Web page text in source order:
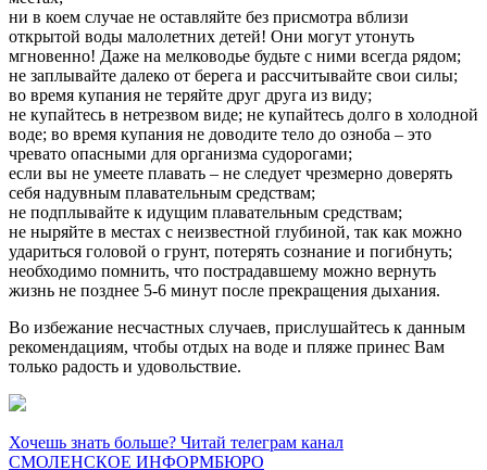
ни в коем случае не оставляйте без присмотра вблизи
открытой воды малолетних детей! Они могут утонуть
мгновенно! Даже на мелководье будьте с ними всегда рядом;
не заплывайте далеко от берега и рассчитывайте свои силы;
во время купания не теряйте друг друга из виду;
не купайтесь в нетрезвом виде; не купайтесь долго в холодной
воде; во время купания не доводите тело до озноба – это
чревато опасными для организма судорогами;
если вы не умеете плавать – не следует чрезмерно доверять
себя надувным плавательным средствам;
не подплывайте к идущим плавательным средствам;
не ныряйте в местах с неизвестной глубиной, так как можно
удариться головой о грунт, потерять сознание и погибнуть;
необходимо помнить, что пострадавшему можно вернуть
жизнь не позднее 5-6 минут после прекращения дыхания.
Во избежание несчастных случаев, прислушайтесь к данным
рекомендациям, чтобы отдых на воде и пляже принес Вам
только радость и удовольствие.
Хочешь знать больше? Читай телеграм канал
СМОЛЕНСКОЕ ИНФОРМБЮРО